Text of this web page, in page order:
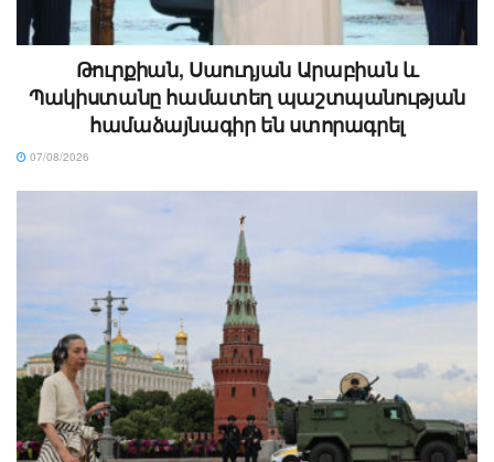
Թուրքիան, Սաուդյան Արաբիան և
Պակիստանը համատեղ պաշտպանության
համաձայնագիր են ստորագրել
07/08/2026